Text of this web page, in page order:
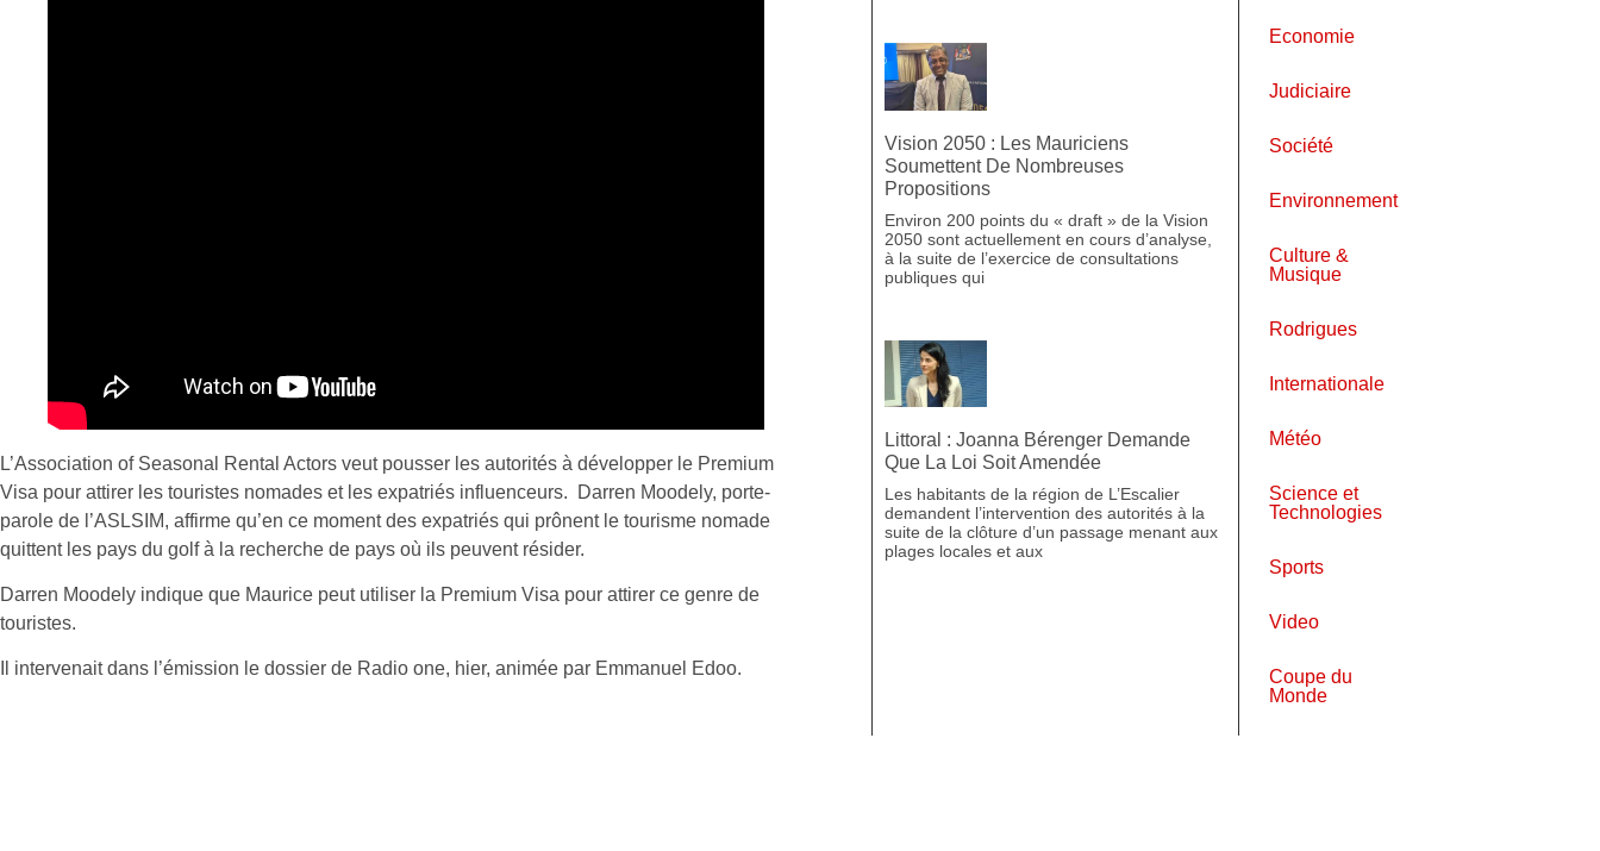
L’Association of Seasonal Rental Actors veut pousser les autorités à développer le Premium
Visa pour attirer les touristes nomades et les expatriés influenceurs. Darren Moodely, porte-
parole de l’ASLSIM, affirme qu’en ce moment des expatriés qui prônent le tourisme nomade
quittent les pays du golf à la recherche de pays où ils peuvent résider.
Darren Moodely indique que Maurice peut utiliser la Premium Visa pour attirer ce genre de
touristes.
Il intervenait dans l’émission le dossier de Radio one, hier, animée par Emmanuel Edoo.
Vision 2050 : Les Mauriciens
Soumettent De Nombreuses
Propositions
Environ 200 points du « draft » de la Vision
2050 sont actuellement en cours d’analyse,
à la suite de l’exercice de consultations
publiques qui
Littoral : Joanna Bérenger Demande
Que La Loi Soit Amendée
Les habitants de la région de L’Escalier
demandent l’intervention des autorités à la
suite de la clôture d’un passage menant aux
plages locales et aux
Economie
Judiciaire
Société
Environnement
Culture &
Musique
Rodrigues
Internationale
Météo
Science et
Technologies
Sports
Video
Coupe du
Monde